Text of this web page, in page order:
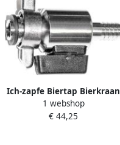
Ich-zapfe Biertap Bierkraan
Recht gemaakt van
roestvrij staal grootte: 10
1 webshop
€ 44,25